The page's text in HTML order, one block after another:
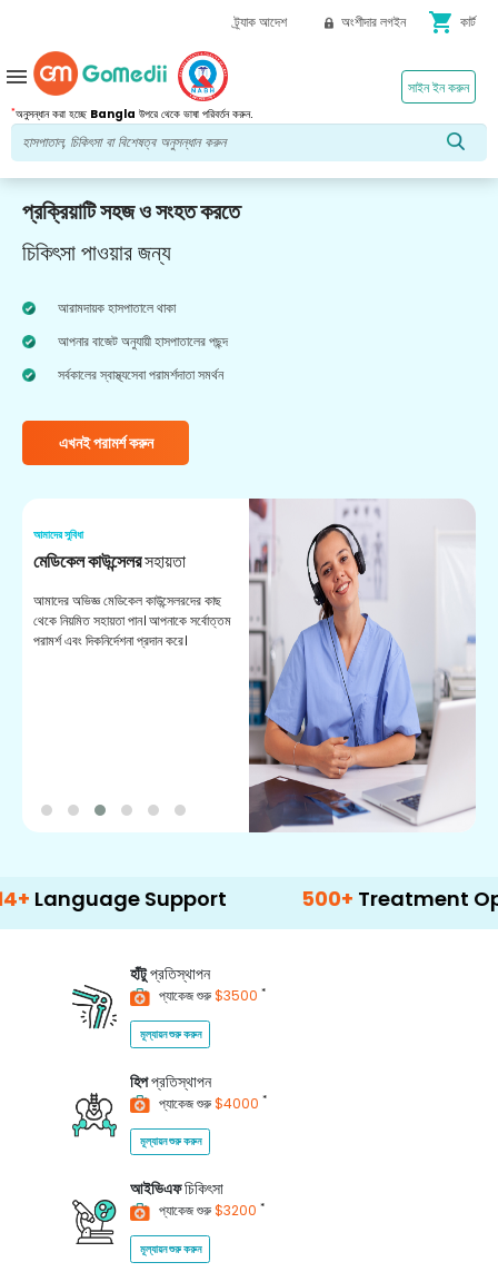
ট্র্যাক আদেশ অংশীদার লগইন shopping_cart কার্ট
*অনুসন্ধান করা হচ্ছে Bangla উপরে থেকে ভাষা পরিবর্তন করুন.
সাইন ইন করুন
menu
প্রক্রিয়াটি সহজ ও সংহত করতে
চিকিৎসা পাওয়ার জন্য
আরামদায়ক হাসপাতালে থাকা
আপনার বাজেট অনুযায়ী হাসপাতালের পছন্দ
সর্বকালের স্বাস্থ্যসেবা পরামর্শদাতা সমর্থন
এখনই পরামর্শ করুন
আমাদের সুবিধা
মেডিকেল কাউন্সেলরসহায়তা
আমাদের অভিজ্ঞ মেডিকেল কাউন্সেলরদের কাছ
থেকে নিয়মিত সহায়তা পান। আপনাকে সর্বোত্তম
পরামর্শ এবং দিকনির্দেশনা প্রদান করে।
Support Treatment Options
হাঁটুপ্রতিস্থাপন
প্যাকেজ শুরু$3500 *
মূল্যায়ন শুরু করুন
হিপপ্রতিস্থাপন
প্যাকেজ শুরু$4000 *
মূল্যায়ন শুরু করুন
আইভিএফচিকিৎসা
প্যাকেজ শুরু$3200 *
মূল্যায়ন শুরু করুন